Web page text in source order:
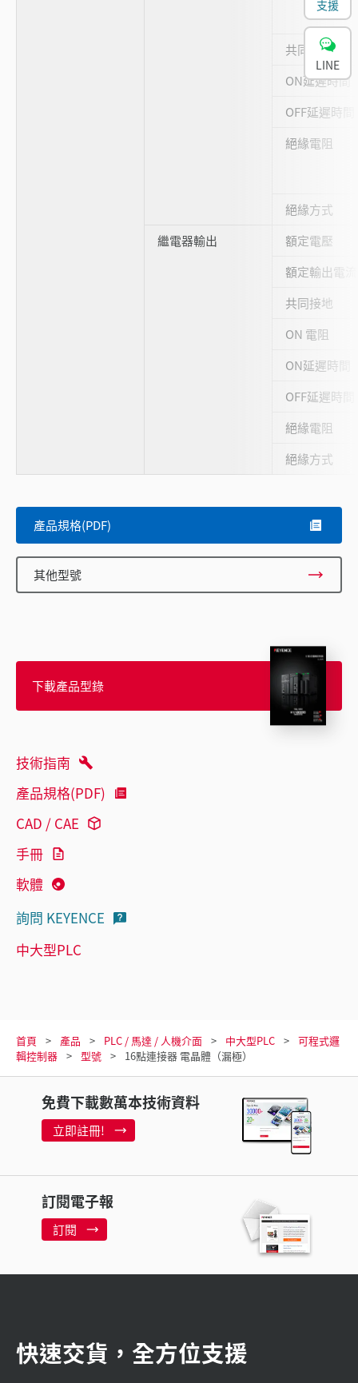
共同接地
ON延遲時間
OFF延遲時間
絕緣電阻
絕緣方式
繼電器輸出
額定電壓
額定輸出電流
共同接地
ON 電阻
ON延遲時間
OFF延遲時間
絕緣電阻
絕緣方式
產品規格(PDF)
其他型號
下載產品型錄
技術指南
產品規格(PDF)
CAD / CAE
手冊
軟體
詢問 KEYENCE
中大型PLC
首頁 產品 PLC / 馬達 / 人機介面 中大型PLC
可程式邏
輯控制器
型號 16點連接器 電晶體（漏極）
免費下載數萬本技術資料
立即註冊!
訂閱電子報
訂閱
快速交貨，全方位支援
支援
LINE